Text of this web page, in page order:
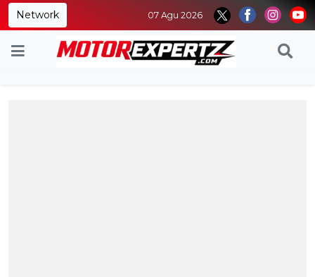
Network 07 Agu 2026